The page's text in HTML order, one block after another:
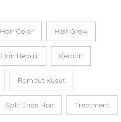
Hair Color Hair Grow
Hair Repair Keratin
Rambut Kusut
Split Ends Hair Treatment